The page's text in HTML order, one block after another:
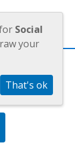
Social
your
That's ok